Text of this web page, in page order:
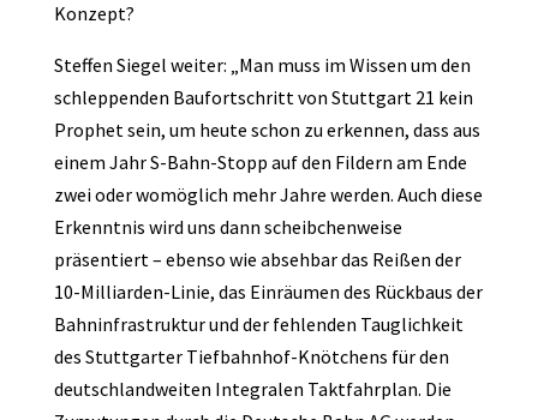
Konzept?
Steffen Siegel weiter: „Man muss im Wissen um den
schleppenden Baufortschritt von Stuttgart 21 kein
Prophet sein, um heute schon zu erkennen, dass aus
einem Jahr S-Bahn-Stopp auf den Fildern am Ende
zwei oder womöglich mehr Jahre werden. Auch diese
Erkenntnis wird uns dann scheibchenweise
präsentiert – ebenso wie absehbar das Reißen der
10-Milliarden-Linie, das Einräumen des Rückbaus der
Bahninfrastruktur und der fehlenden Tauglichkeit
des Stuttgarter Tiefbahnhof-Knötchens für den
deutschlandweiten Integralen Taktfahrplan. Die